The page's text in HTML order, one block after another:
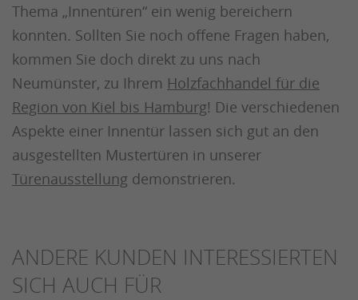
Thema „Innentüren“ ein wenig bereichern
konnten. Sollten Sie noch offene Fragen haben,
kommen Sie doch direkt zu uns nach
Neumünster, zu Ihrem Holzfachhandel für die
Region von Kiel bis Hamburg! Die verschiedenen
Aspekte einer Innentür lassen sich gut an den
ausgestellten Mustertüren in unserer
Türenausstellung demonstrieren.
ANDERE KUNDEN INTERESSIERTEN
SICH AUCH FÜR